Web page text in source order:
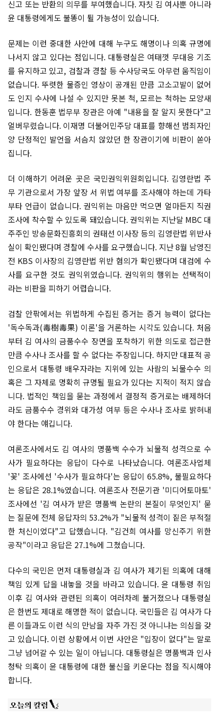
신고 또는 반환의 의무를 부여했습니다. 자칫 김 여사뿐 아니라
윤 대통령에게도 불똥이 튈 가능성이 있습니다.
문제는 이런 중대한 사안에 대해 누구도 해명이나 의혹 규명에
나서지 않고 있다는 점입니다. 대통령실은 여태껏 무대응 기조
를 유지하고 있고, 검찰과 경찰 등 수사당국도 아무런 움직임이
없습니다. 뚜렷한 물증인 영상이 공개된 만큼 고소고발이 없어
도 인지 수사에 나설 수 있지만 못본 척, 모르는 척하는 모양새
입니다. 한동훈 법무부 장관은 아예 "내용을 잘 알지 못한다"고
얼버무렸습니다. 이재명 더불어민주당 대표를 향해선 범죄자인
양 단정적인 발언을 서슴치 않았던 한 장관이기에 비판이 쏟아
집니다.
더 이해하기 어려운 곳은 국민권익위원회입니다. 김영란법 주
무 기관으로서 가장 앞장 서 위법 여부를 조사해야 하는데 가타
부타 언급이 없습니다. 권익위는 마음만 먹으면 얼마든지 직권
조사에 착수할 수 있도록 돼있습니다. 권익위는 지난달 MBC 대
주주인 방송문화진흥회의 권태선 이사장 등의 김영란법 위반사
실이 확인됐다며 경찰에 수사를 요구했습니다. 지난 8월 남영진
전 KBS 이사장의 김영란법 위반 혐의가 확인됐다며 대검에 수
사를 요구한 것도 권익위였습니다. 권익위의 행위는 선택적이
라는 비판을 피하기 어렵습니다.
검찰 안팎에서는 위법하게 수집된 증거는 증거 능력이 없다는
'독수독과(毒樹毒果) 이론'을 거론하는 시각도 있습니다. 처음
부터 김 여사의 금품수수 장면을 포착하기 위한 의도로 접근한
만큼 수사나 조사를 할 수 없다는 주장입니다. 하지만 대표적 공
인으로서 대통령 배우자라는 지위에 있는 사람의 뇌물수수 의
혹은 그 자체로 명확히 규명될 필요가 있다는 지적이 적지 않습
니다. 법적인 책임을 묻는 과정에서 결정적 증거로는 배제하더
라도 금품수수 경위와 대가성 여부 등은 수사나 조사로 밝혀내
야 한다는 얘깁니다.
여론조사에서도 김 여사의 명품백 수수가 뇌물적 성격으로 수
사가 필요하다는 응답이 다수로 나타났습니다. 여론조사업체
'꽃' 조사에선 '수사가 필요하다'는 응답이 65.8%, 불필요하다
는 응답은 28.1%였습니다. 여론조사 전문기관 '미디어토마토'
조사에선 '김 여사가 받은 명품백 논란의 본질이 무엇인지' 묻
는 질문에 전체 응답자의 53.2%가 "뇌물적 성격이 짙은 부적절
한 처신이었다"고 답했습니다. "김건희 여사를 망신주기 위한
공작"이라고 응답은 27.1%에 그쳤습니다.
다수의 국민은 먼저 대통령실과 김 여사가 제기된 의혹에 대해
책임 있게 답을 내놓을 것을 바라고 있습니다. 윤 대통령 취임
이후 김 여사와 관련된 의혹이 여러차례 불거졌으나 대통령실
은 한번도 제대로 해명한 적이 없습니다. 국민들은 김 여사가 다
른 이들과도 이런 식의 만남을 자주 가진 것 아니냐는 의심을 갖
고 있습니다. 이런 상황에서 이번 사안은 "입장이 없다"는 말로
그냥 넘어갈 수 있는 일이 아닙니다. 대통령실은 명품백과 인사
청탁 의혹이 윤 대통령에 대한 불신을 키운다는 점을 직시해야
합니다.